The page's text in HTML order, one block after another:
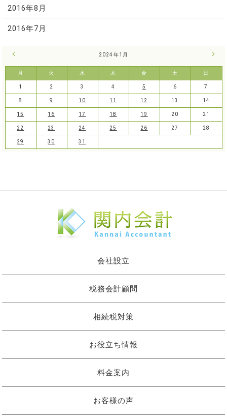
2016年8月
2016年7月
2024年1月
月 火 水 木 金 土 日
2月
1 2 3 4 5 6 7
8 9 10 11 12 13 14
15 16 17 18 19 20 21
22 23 24 25 26 27 28
29 30 31
会社設立
税務会計顧問
相続税対策
お役立ち情報
料金案内
お客様の声